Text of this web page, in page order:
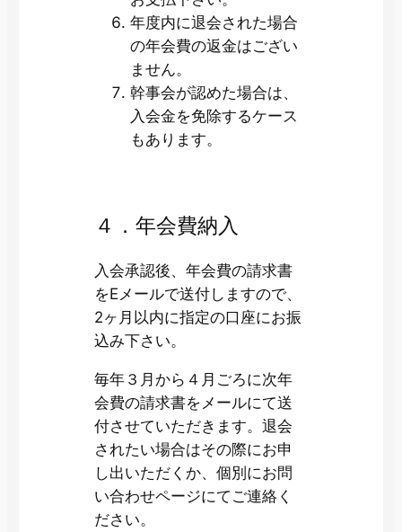
年度内に退会された場合
の年会費の返金はござい
ません。
幹事会が認めた場合は、
入会金を免除するケース
もあります。
４．年会費納入
入会承認後、年会費の請求書
をEメールで送付しますので、
2ヶ月以内に指定の口座にお振
込み下さい。
毎年３月から４月ごろに次年
会費の請求書をメールにて送
付させていただきます。退会
されたい場合はその際にお申
し出いただくか、個別にお問
い合わせページにてご連絡く
ださい。